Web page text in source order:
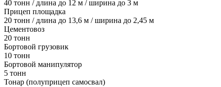
40 тонн / длина до 12 м / ширина до 3 м
Прицеп площадка
20 тонн / длина до 13,6 м / ширина до 2,45 м
Цементовоз
20 тонн
Бортовой грузовик
10 тонн
Бортовой манипулятор
5 тонн
Тонар (полуприцеп самосвал)